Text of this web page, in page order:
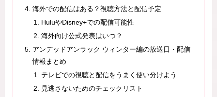
海外での配信はある？視聴方法と配信予定
HuluやDisney+での配信可能性
海外向け公式発表はいつ？
アンデッドアンラック ウィンター編の放送日・配信
情報まとめ
テレビでの視聴と配信をうまく使い分けよう
見逃さないためのチェックリスト